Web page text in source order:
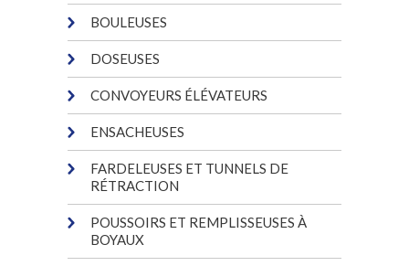
BOULEUSES
DOSEUSES
CONVOYEURS ÉLÉVATEURS
ENSACHEUSES
FARDELEUSES ET TUNNELS DE
RÉTRACTION
POUSSOIRS ET REMPLISSEUSES À
BOYAUX